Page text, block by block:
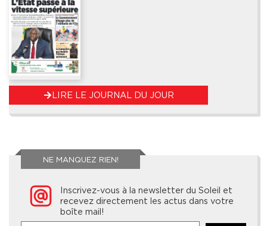
LIRE LE JOURNAL DU JOUR
NE MANQUEZ RIEN!
Inscrivez-vous à la newsletter du Soleil et
recevez directement les actus dans votre
boîte mail!